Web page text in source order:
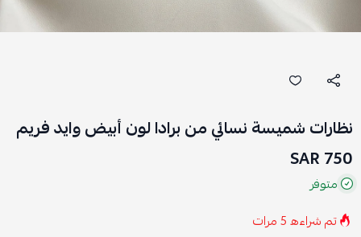
نظارات شميسة نسائي من برادا لون أبيض وايد فريم
750 SAR
متوفر
تم شراءه5مرات